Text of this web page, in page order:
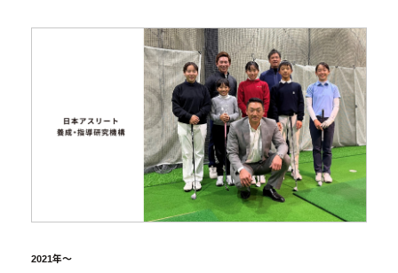
2021年～